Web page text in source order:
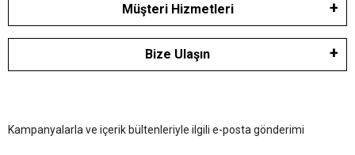
Müşteri Hizmetleri
Bize Ulaşın
Kampanyalarla ve içerik bültenleriyle ilgili e-posta gönderimi